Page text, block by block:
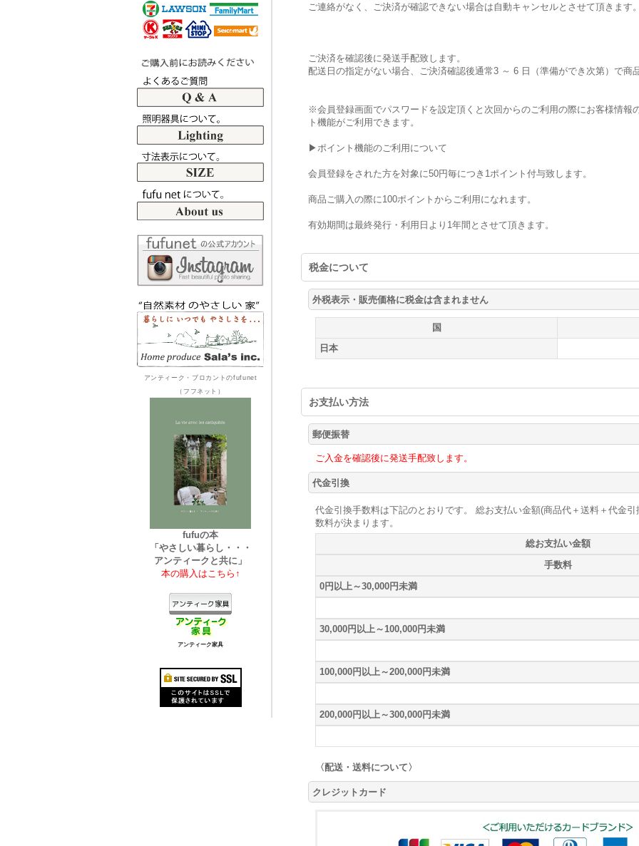
アンティーク・ブロカントのfufunet
（フフネット）
fufuの本
「やさしい暮らし・・・
アンティークと共に」
本の購入はこちら↑
アンティーク家具
ご連絡がなく、ご決済が確認できない場合は自動キャンセルとさせて頂きます。
ご決済を確認後に発送手配致します。
配送日の指定がない場合、ご決済確認後通常3 ～ 6 日（準備ができ次第）で商
※会員登録画面でパスワードを設定頂くと次回からのご利用の際にお客様情報
ト機能がご利用できます。
▶ポイント機能のご利用について
会員登録をされた方を対象に50円毎につき1ポイント付与致します。
商品ご購入の際に100ポイントからご利用になれます。
有効期間は最終発行・利用日より1年間とさせて頂きます。
税金について
外税表示・販売価格に税金は含まれません
国
日本
お支払い方法
郵便振替
ご入金を確認後に発送手配致します。
代金引換
代金引換手数料は下記のとおりです。 総お支払い金額(商品代＋送料＋代金
数料が決まります。
総お支払い金額
手数料
0円以上～30,000円未満
30,000円以上～100,000円未満
100,000円以上～200,000円未満
200,000円以上～300,000円未満
〈配送・送料について〉
クレジットカード